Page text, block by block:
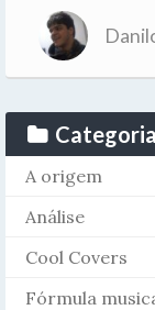
A origem
Análise
Cool Covers
Fórmula